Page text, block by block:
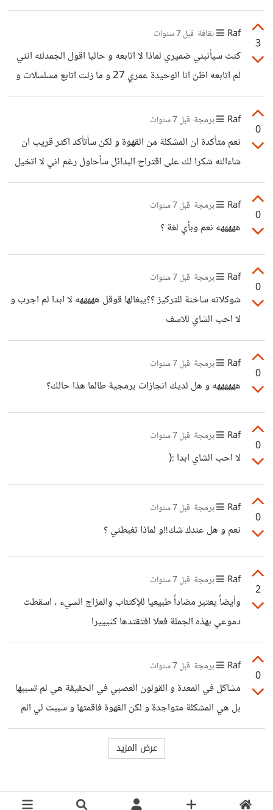
ساعتين
3
Raf ثقافة قبل 7 سنوات
كنت سيأنبني ضميري لماذا لا اتابعه و حاليا اقول الجمدلله انني
لم اتابعه اظن انا الوحيدة عمري 27 و ما زلت اتابع مسلسلات و
افلام ديزني
0
Raf برمجة قبل 7 سنوات
نعم متأكدة ان المشكلة من القهوة و لكن سأتأكد اكثر قريب ان
شاءالله شكرا لك على اقتراح البدائل سأحاول رغم اني لا اتخيل
ان هناك بديل من الناحية النفسية للقهوة هههه
0
Raf برمجة قبل 7 سنوات
هههههه نعم وبأي لغة ؟
0
Raf برمجة قبل 7 سنوات
شوكلاته ساخنة للتركيز ؟؟يبغالها قوقل هههههه لا ابدا لم اجرب و
لا احب الشاي للاسف
0
Raf برمجة قبل 7 سنوات
ههههههه و هل لديك انجازات برمجية طالما هذا حالك؟
0
Raf برمجة قبل 7 سنوات
لا احب الشاي ابدا :(
0
Raf برمجة قبل 7 سنوات
نعم و هل عندك شك!!و لماذا تغبطني ؟
2
Raf برمجة قبل 7 سنوات
وأيضاً يعتبر مضاداً طبيعيا للإكتئاب والمزاج السيء . اسقطت
دموعي بهذه الجملة فعلا افتقتدها كثيييرا
0
Raf برمجة قبل 7 سنوات
مشاكل في المعدة و القولون العصبي في الحقيقة هي لم تسببها
بل هي المشكلة متواجدة و لكن القهوة فاقمتها و سببت لي الم
فضضيع لا يطااق و الحمدلله دائما (: